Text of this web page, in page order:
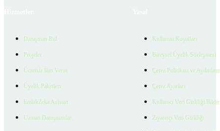
Danışman Bul
Projeler
Ücretsiz İlan Verin
Üyelik Paketleri
EmlakZeka Asistan
Uzman Danışmanlar
Kullanım Koşulları
Bireysel Üyelik Sözleşmesi
Çerez Politikası ve
Çerez Ayarları
Kullanıcı Veri Gizliliği
Ziyaretçi Veri Gizliliği